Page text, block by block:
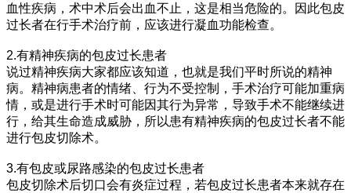
血性疾病，术中术后会出血不止，这是相当危险的。因此包皮
过长者在行手术治疗前，应该进行凝血功能检查。
2.有精神疾病的包皮过长患者
说过精神疾病大家都应该知道，也就是我们平时所说的精神
病。精神病患者的情绪、行为不受控制，手术治疗可能加重病
情，或是进行手术时可能因其行为异常，导致手术不能继续进
行，给其生命造成威胁，所以患有精神疾病的包皮过长者不能
进行包皮切除术。
3.有包皮或尿路感染的包皮过长患者
包皮切除术后切口会有炎症过程，若包皮过长患者本来就存在